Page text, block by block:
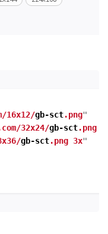
16x12/gb-sct.png"
32x24/gb-sct.png
gb-sct.png 3x"